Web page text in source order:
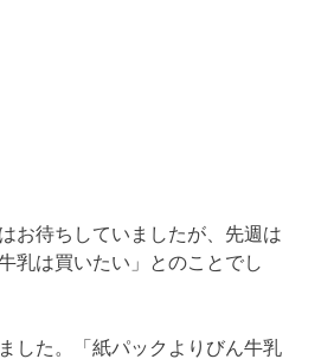
お待ちしていましたが、先週は
乳は買いたい」とのことでし
した。「紙パックよりびん牛乳